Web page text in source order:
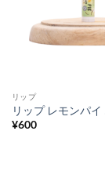
リップ
リップ レモンパイ
¥600